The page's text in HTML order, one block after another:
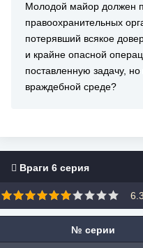
Молодой майор должен
правоохранительных
потерявший всякое
и крайне опасной
поставленную задачу,
враждебной среде?
Враги 6 серия
№ серии